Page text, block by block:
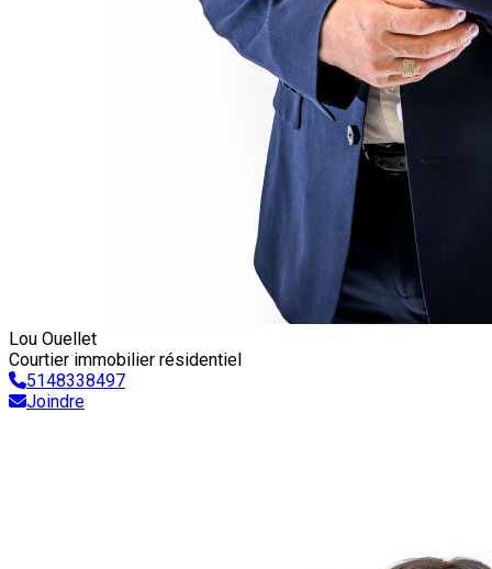
Lou Ouellet
Courtier immobilier résidentiel
5148338497
Joindre